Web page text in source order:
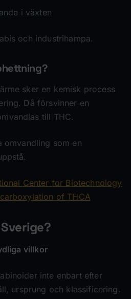
i växten
och industrihampa.
sker en kemisk process
Då försvinner en
till THC.
omvandling som en
Center for Biotechnology
of THCA
villkor
inte enbart efter
ursprung och klassificering.